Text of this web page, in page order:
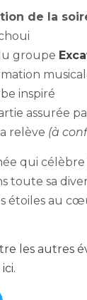
de la
groupe
inspiré
assurée
la relève (à
quicélèbre
toutesa
étoilesau
les autres